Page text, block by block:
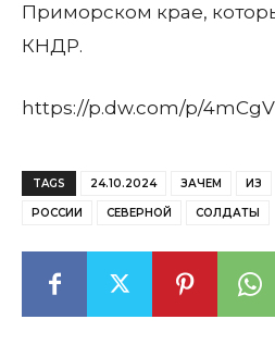
Приморском крае,
КНДР.
https://p.dw.com/p/4mCgV
TAGS 24.10.2024 ЗАЧЕМ ИЗ
РОССИИ СЕВЕРНОЙ СОЛДАТЫ